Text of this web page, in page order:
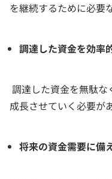
を継続するために必要
調達した資金を効率
調達した資金を無駄な
成長させていく必要が
将来の資金需要に備